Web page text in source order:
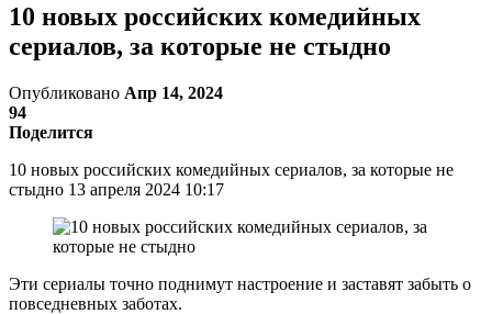
10 новых российских комедийных
сериалов, за которые не стыдно
Опубликовано Апр 14, 2024
94
Поделится
10 новых российских комедийных сериалов, за которые не
стыдно 13 апреля 2024 10:17
Эти сериалы точно поднимут настроение и заставят забыть о
повседневных заботах.